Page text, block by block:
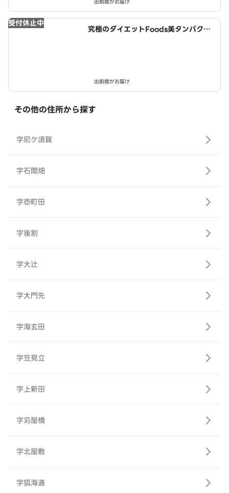
出前館がお届け
受付休止中
究極のダイエットFoods美タンパクラ
出前館がお届け
その他の住所から探す
字尼ケ須賀
字石間畑
字壱町田
字後割
字大辻
字大門先
字海玄田
字笠見立
字上新田
字苅屋橋
字北屋敷
字狐海道